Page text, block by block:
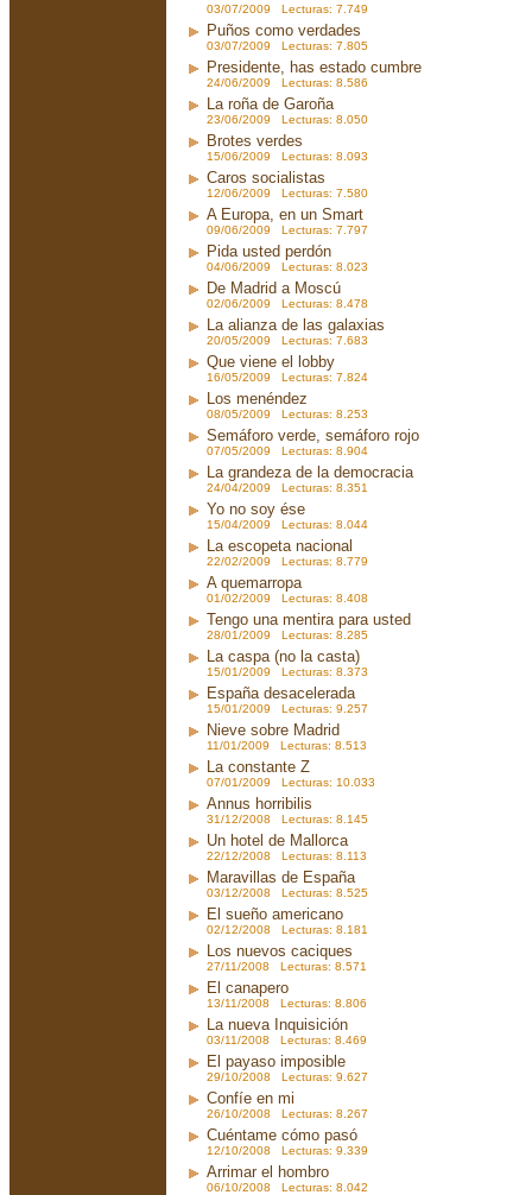
03/07/2009 Lecturas: 7.749
Puños como verdades
03/07/2009 Lecturas: 7.805
Presidente, has estado cumbre
24/06/2009 Lecturas: 8.586
La roña de Garoña
23/06/2009 Lecturas: 8.050
Brotes verdes
15/06/2009 Lecturas: 8.093
Caros socialistas
12/06/2009 Lecturas: 7.580
A Europa, en un Smart
09/06/2009 Lecturas: 7.797
Pida usted perdón
04/06/2009 Lecturas: 8.023
De Madrid a Moscú
02/06/2009 Lecturas: 8.478
La alianza de las galaxias
20/05/2009 Lecturas: 7.683
Que viene el lobby
16/05/2009 Lecturas: 7.824
Los menéndez
08/05/2009 Lecturas: 8.253
Semáforo verde, semáforo rojo
07/05/2009 Lecturas: 8.904
La grandeza de la democracia
24/04/2009 Lecturas: 8.351
Yo no soy ése
15/04/2009 Lecturas: 8.044
La escopeta nacional
22/02/2009 Lecturas: 8.779
A quemarropa
01/02/2009 Lecturas: 8.408
Tengo una mentira para usted
28/01/2009 Lecturas: 8.285
La caspa (no la casta)
15/01/2009 Lecturas: 8.373
España desacelerada
15/01/2009 Lecturas: 9.257
Nieve sobre Madrid
11/01/2009 Lecturas: 8.513
La constante Z
07/01/2009 Lecturas: 10.033
Annus horribilis
31/12/2008 Lecturas: 8.145
Un hotel de Mallorca
22/12/2008 Lecturas: 8.113
Maravillas de España
03/12/2008 Lecturas: 8.525
El sueño americano
02/12/2008 Lecturas: 8.181
Los nuevos caciques
27/11/2008 Lecturas: 8.571
El canapero
13/11/2008 Lecturas: 8.806
La nueva Inquisición
03/11/2008 Lecturas: 8.469
El payaso imposible
29/10/2008 Lecturas: 9.627
Confíe en mi
26/10/2008 Lecturas: 8.267
Cuéntame cómo pasó
12/10/2008 Lecturas: 9.339
Arrimar el hombro
06/10/2008 Lecturas: 8.042